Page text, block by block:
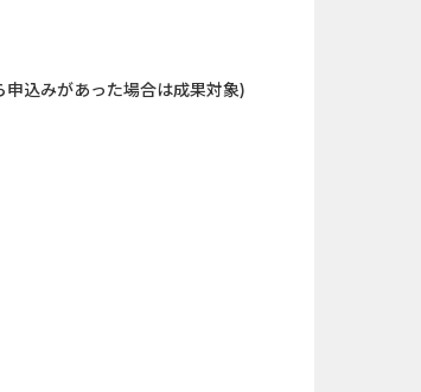
込みがあった場合は成果対象)